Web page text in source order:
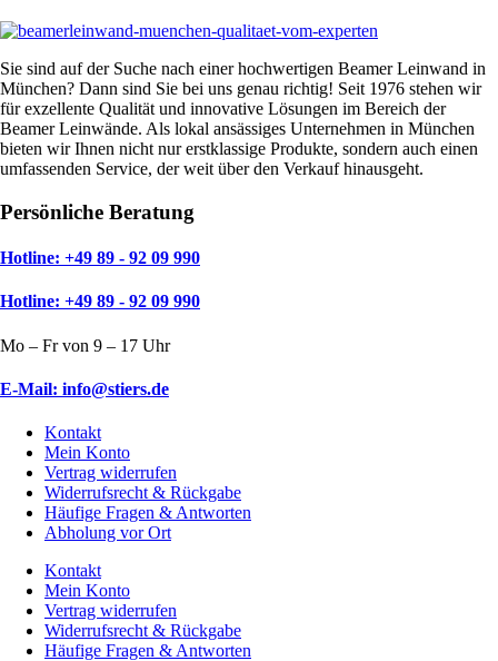
Sie sind auf der Suche nach einer hochwertigen Beamer Leinwand in
München? Dann sind Sie bei uns genau richtig! Seit 1976 stehen wir
für exzellente Qualität und innovative Lösungen im Bereich der
Beamer Leinwände. Als lokal ansässiges Unternehmen in München
bieten wir Ihnen nicht nur erstklassige Produkte, sondern auch einen
umfassenden Service, der weit über den Verkauf hinausgeht.
Persönliche Beratung
Hotline: +49 89 - 92 09 990
Hotline: +49 89 - 92 09 990
Mo – Fr von 9 – 17 Uhr
E-Mail: info@stiers.de
Kontakt
Mein Konto
Vertrag widerrufen
Widerrufsrecht & Rückgabe
Häufige Fragen & Antworten
Abholung vor Ort
Kontakt
Mein Konto
Vertrag widerrufen
Widerrufsrecht & Rückgabe
Häufige Fragen & Antworten